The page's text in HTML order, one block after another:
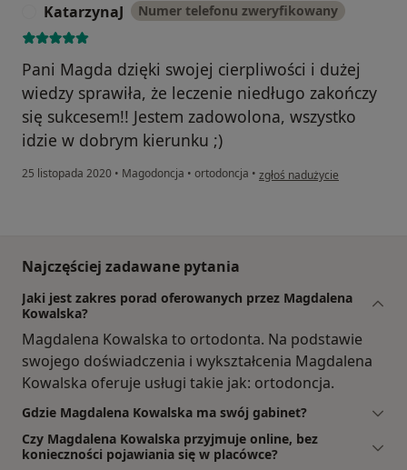
KatarzynaJ Numer telefonu zweryfikowany
Pani Magda dzięki swojej cierpliwości i dużej
wiedzy sprawiła, że leczenie niedługo zakończy
się sukcesem!! Jestem zadowolona, wszystko
idzie w dobrym kierunku ;)
25 listopada 2020 • Magodoncja • ortodoncja • w opinii użytkownika
zgłoś nadużycie
Najczęściej zadawane pytania
Jaki jest zakres porad oferowanych przez Magdalena
Kowalska?
Magdalena Kowalska to ortodonta. Na podstawie
swojego doświadczenia i wykształcenia Magdalena
Kowalska oferuje usługi takie jak: ortodoncja.
Gdzie Magdalena Kowalska ma swój gabinet?
Czy Magdalena Kowalska przyjmuje online, bez
konieczności pojawiania się w placówce?